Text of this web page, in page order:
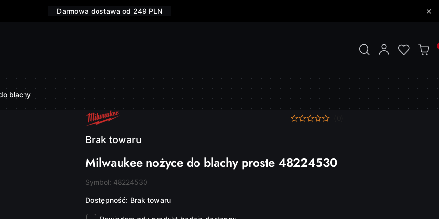
Darmowa dostawa od 249 PLN
blachy
NAZWA
PRODUCENTA:
MILWAUKEE
Brak towaru
Milwaukee nożyce do blachy proste 48224530
Symbol: 48224530
Dostępność: Brak towaru